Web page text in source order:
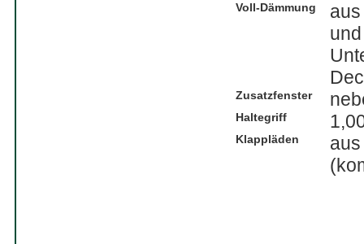
Voll-Dämmung
Zusatzfenster
Haltegriff
Klappläden